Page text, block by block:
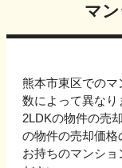
マ
熊本市東区での
数によって異なり
2LDKの物件の売
の物件の売却価格
お持ちのマンショ